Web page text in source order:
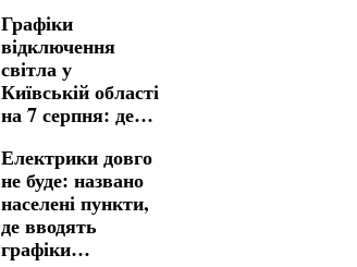
Графіки
відключення
світла у
Київській області
на 7 серпня: де
готовими до
тривалих
незручностей
Електрики довго
не буде: названо
населені пункти,
де вводять
графіки